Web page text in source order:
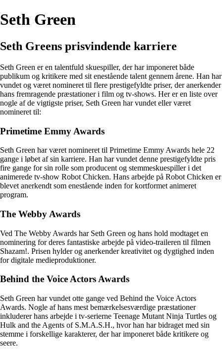
Seth Green
Seth Greens prisvindende karriere
Seth Green er en talentfuld skuespiller, der har imponeret både
publikum og kritikere med sit enestående talent gennem årene. Han har
vundet og været nomineret til flere prestigefyldte priser, der anerkender
hans fremragende præstationer i film og tv-shows. Her er en liste over
nogle af de vigtigste priser, Seth Green har vundet eller været
nomineret til:
Primetime Emmy Awards
Seth Green har været nomineret til Primetime Emmy Awards hele 22
gange i løbet af sin karriere. Han har vundet denne prestigefyldte pris
fire gange for sin rolle som producent og stemmeskuespiller i det
animerede tv-show Robot Chicken. Hans arbejde på Robot Chicken er
blevet anerkendt som enestående inden for kortformet animeret
program.
The Webby Awards
Ved The Webby Awards har Seth Green og hans hold modtaget en
nominering for deres fantastiske arbejde på video-traileren til filmen
Shazam!. Prisen hylder og anerkender kreativitet og dygtighed inden
for digitale medieproduktioner.
Behind the Voice Actors Awards
Seth Green har vundet otte gange ved Behind the Voice Actors
Awards. Nogle af hans mest bemærkelsesværdige præstationer
inkluderer hans arbejde i tv-serierne Teenage Mutant Ninja Turtles og
Hulk and the Agents of S.M.A.S.H., hvor han har bidraget med sin
stemme i forskellige karakterer, der har imponeret både kritikere og
seere.